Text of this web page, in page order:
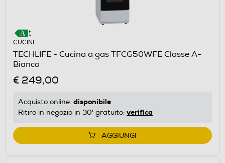
CUCINE
TECHLIFE - Cucina a gas TFCG50WFE Classe A-
Bianco
€ 249,00
Acquisto online: disponibile
Ritiro in negozio in 30' gratuito: verifica
AGGIUNGI